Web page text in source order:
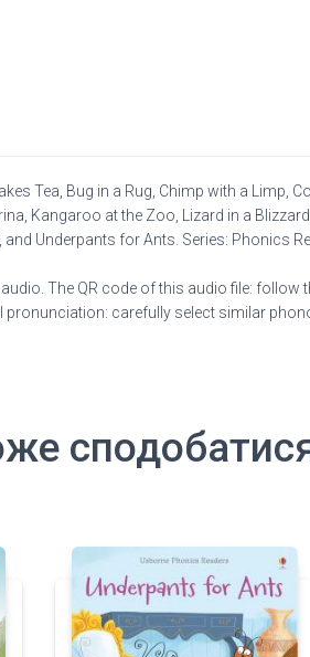
Tea, Bug in a Rug, Chimp with a Limp,
Kangaroo at the Zoo, Lizard in a
Underpants for Ants. Series: Phonics
The QR code of this audio file: follow
carefully select similar